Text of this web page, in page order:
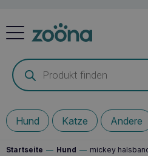
Products
search
Hund Katze Andere
Startseite — Hund — mickey